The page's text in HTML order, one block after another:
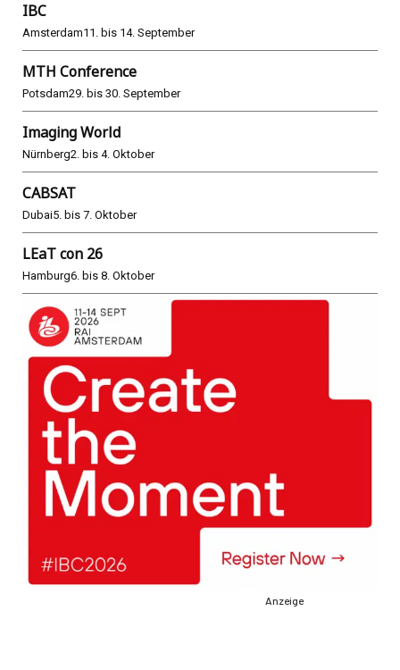
IBC
Amsterdam11. bis 14. September
MTH Conference
Potsdam29. bis 30. September
Imaging World
Nürnberg2. bis 4. Oktober
CABSAT
Dubai5. bis 7. Oktober
LEaT con 26
Hamburg6. bis 8. Oktober
Anzeige